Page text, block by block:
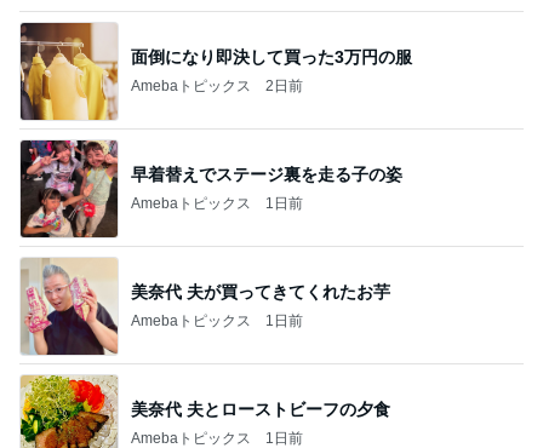
面倒になり即決して買った3万円の服
Amebaトピックス 2日前
早着替えでステージ裏を走る子の姿
Amebaトピックス 1日前
美奈代 夫が買ってきてくれたお芋
Amebaトピックス 1日前
美奈代 夫とローストビーフの夕食
Amebaトピックス 1日前